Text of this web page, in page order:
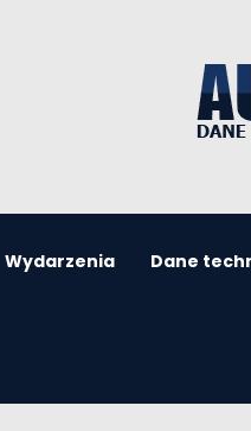
Wydarzenia Dane